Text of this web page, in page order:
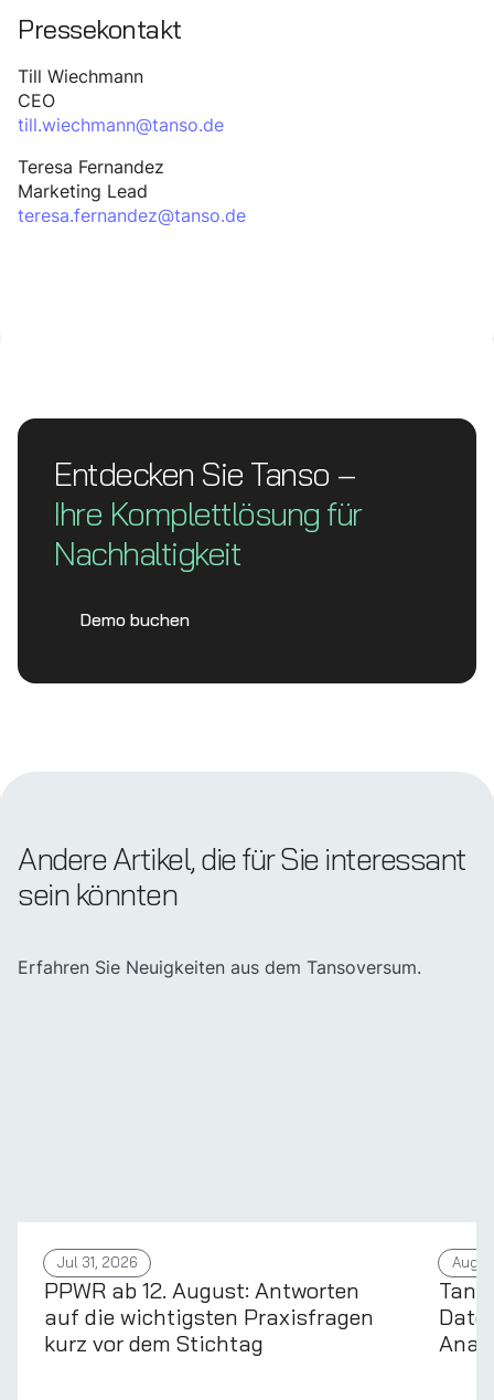
Pressekontakt
Till Wiechmann
CEO
till.wiechmann@tanso.de
Teresa Fernandez
Marketing Lead
teresa.fernandez@tanso.de
Entdecken Sie Tanso –
Ihre Komplett­lösung für
Nachhaltigkeit
Demo buchen
Andere Artikel, die für Sie interessant
sein könnten
Erfahren Sie Neuigkeiten aus dem Tansoversum.
Jul 31, 2026
PPWR ab 12. August: Antworten
auf die wichtigsten Praxisfragen
kurz vor dem Stichtag
Aug